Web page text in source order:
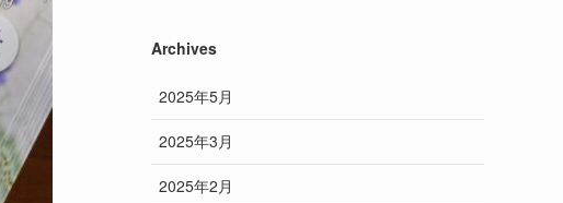
Archives
2025年5月
2025年3月
2025年2月